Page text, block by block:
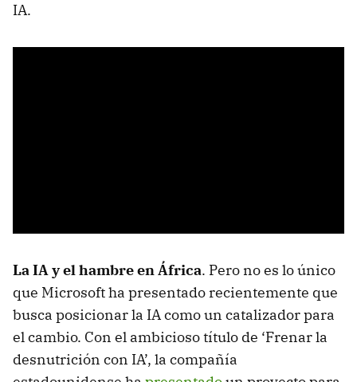
IA.
La IA y el hambre en África. Pero no es lo único
que Microsoft ha presentado recientemente que
busca posicionar la IA como un catalizador para
el cambio. Con el ambicioso título de ‘Frenar la
desnutrición con IA’, la compañía